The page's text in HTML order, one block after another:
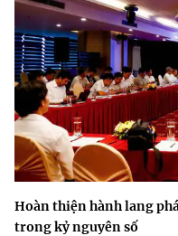
Hoàn thiện hành lang
trong kỷ nguyên số